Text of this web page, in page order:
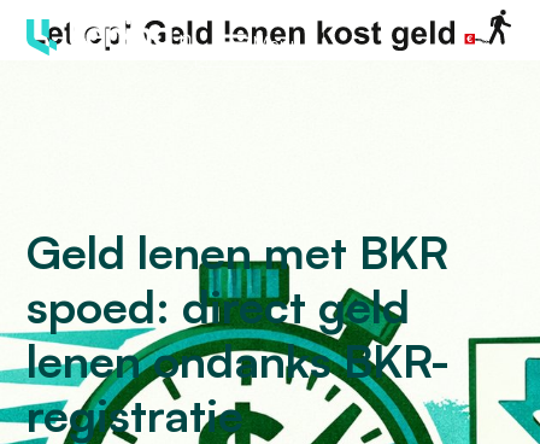
Menu
Geld lenen met BKR
spoed: direct geld
lenen ondanks BKR-
registratie